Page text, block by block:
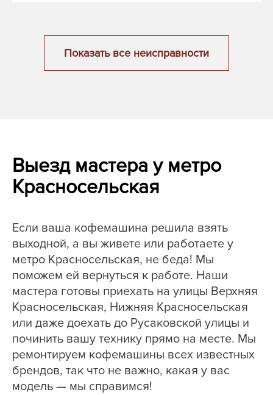
Показать все неисправности
Выезд мастера у метро
Красносельская
Если ваша кофемашина решила взять
выходной, а вы живете или работаете у
метро Красносельская, не беда! Мы
поможем ей вернуться к работе. Наши
мастера готовы приехать на улицы Верхняя
Красносельская, Нижняя Красносельская
или даже доехать до Русаковской улицы и
починить вашу технику прямо на месте. Мы
ремонтируем кофемашины всех известных
брендов, так что не важно, какая у вас
модель — мы справимся!